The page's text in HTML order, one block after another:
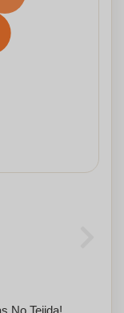
No Tejida!